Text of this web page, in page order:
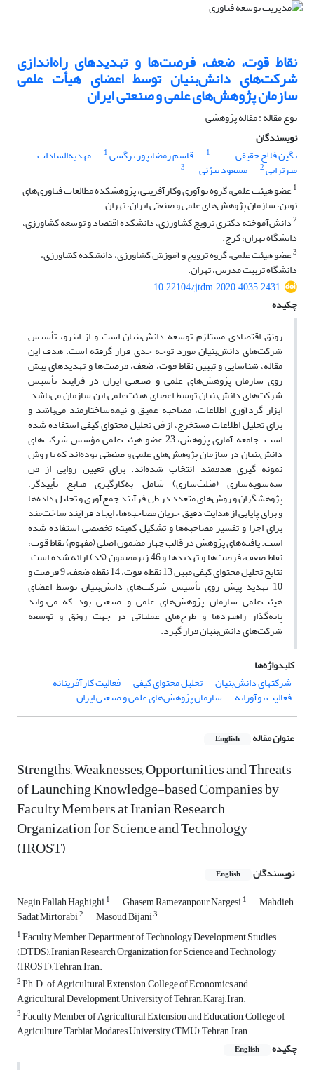
نقاط قوت، ضعف، فرصت‌ها و تهدیدهای راه‌اندازی
شرکت‌های دانش‌بنیان توسط اعضای هیأت علمی
سازمان پژوهش‌های علمی و صنعتی ایران
نوع مقاله : مقاله پژوهشی
نویسندگان
نگین فلاح حقیقی
1 قاسم رمضانپور نرگسی1 مهدیه‌السادات
میرترابی2 مسعود بیژنی
3
1عضو هیئت علمی، گروه نوآوری وکارآفرینی، پژوهشکده مطالعات فناوری‌های
نوین، سازمان پژوهش‌های علمی و صنعتی ایران، تهران.
2دانش‌آموخته دکتری ترویج کشاورزی، دانشکده اقتصاد و توسعه کشاورزی،
دانشگاه تهران، کرج.
3عضو هیئت علمی، گروه ترویج و آموزش کشاورزی، دانشکده کشاورزی،
دانشگاه تربیت مدرس، تهران.
10.22104/jtdm.2020.4035.2431
چکیده
رونق اقتصادی مستلزم توسعه دانش‌بنیان است و از این­رو، تأسیس
شرکت‌های دانش‌بنیان مورد توجه جدی قرار گرفته‌ است. هدف این
مقاله، شناسایی و تبیین نقاط قوت، ضعف، فرصت‌ها و تهدیدهای پیش
روی سازمان پژوهش‌های علمی و صنعتی ایران در فرایند تأسیس
شرکت‌های دانش‌بنیان توسط اعضای هیئت‌علمی این سازمان می‌باشد.
ابزار گردآوری اطلاعات، مصاحبه عمیق و نیمه‌ساختارمند می‌باشد و
برای تحلیل اطلاعات مستخرج، از فن تحلیل محتوای کیفی استفاده شده
است. جامعه آماری پژوهش، 23 عضو هیئت‌علمی مؤسس شرکت‌های
دانش‌بنیان در سازمان پژوهش‌های علمی و صنعتی بوده‌اند که با روش
نمونه‏ گیری هدفمند انتخاب شده‌اند. برای تعیین روایی از فن
سه‌سویه‌سازی (مثلث‌سازی) شامل به‌کارگیری منابع تأییدگر،
پژوهشگران و روش‌های متعدد در طی فرآیند جمع‌آوری و تحلیل داده‌ها
و برای پایایی از هدایت دقیق جریان مصاحبه‌ها، ایجاد فرآیند ساخت‌مند
برای اجرا و تفسیر مصاحبه‌ها و تشکیل کمیته تخصصی استفاده شده
است. یافته‌های پژوهش در قالب چهار مضمون اصلی (مفهوم) نقاط قوت،
نقاط ضعف، فرصت‌ها و تهدیدها و 46 زیرمضمون (کد) ارائه شده است.
نتایج تحلیل محتوای کیفی مبین 13 نقطه قوت، 14 نقطه ضعف، 9 فرصت و
10 تهدید پیش روی تأسیس شرکت‌های دانش‌بنیان توسط اعضای
هیئت‌علمی سازمان پژوهش‌های علمی و صنعتی بود که می‌تواند
پایه‌گذار راهبردها و طرح‌های عملیاتی در جهت رونق و توسعه
شرکت‌های دانش‌بنیان قرار گیرد.
کلیدواژه‌ها
شرکتهای دانش‌بنیان
تحلیل محتوای کیفی فعالیت کارآفرینانه
فعالیت نوآورانه سازمان پژوهش‌های علمی و صنعتی ایران
عنوان مقاله English
Strengths, Weaknesses, Opportunities and Threats
of Launching Knowledge-based Companies by
Faculty Members at Iranian Research
Organization for Science and Technology
(IROST)
نویسندگان English
Negin Fallah Haghighi1 Ghasem Ramezanpour Nargesi1 Mahdieh
Sadat Mirtorabi2 Masoud Bijani3
1Faculty Member, Department of Technology Development Studies
(DTDS), Iranian Research Organization for Science and Technology
(IROST), Tehran, Iran.
2Ph.D. of Agricultural Extension, College of Economics and
Agricultural Development, University of Tehran, Karaj, Iran.
3Faculty Member of Agricultural Extension and Education, College of
Agriculture, Tarbiat Modares University (TMU), Tehran, Iran.
چکیده
English